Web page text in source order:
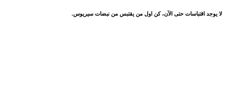
لا يوجد اقتباسات حتى الآن، كن اول من يقتبس من نبضات سيريوس.